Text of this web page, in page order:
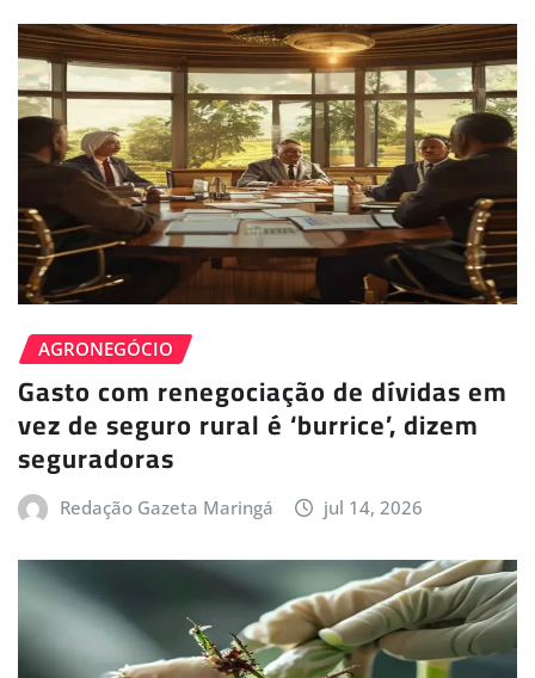
AGRONEGÓCIO
Gasto com renegociação de dívidas em
vez de seguro rural é ‘burrice’, dizem
seguradoras
Redação Gazeta Maringá jul 14, 2026